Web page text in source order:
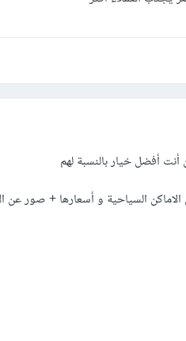
السياحية و أسعارها + صور عن